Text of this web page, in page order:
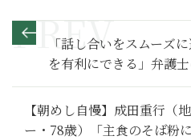
「話し合いをスムーズ
を有利にできる」弁護
メリット
【朝めし自慢】成田重行（
ー・78歳）「主食のそば粉